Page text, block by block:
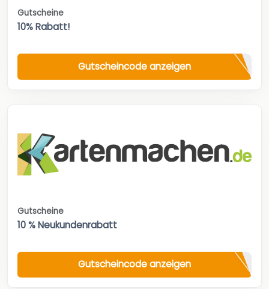
Gutscheine
10% Rabatt!
Gutscheincode anzeigen
Gutscheine
10 % Neukundenrabatt
Gutscheincode anzeigen